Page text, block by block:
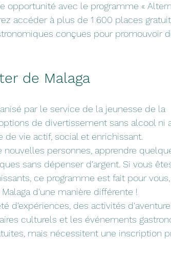
opportunité avec le programme «
accéder à plus de 1 600 places
conçues pour promouvoir
de Malaga
par le service de la jeunesse de la
de divertissement sans alcool ni
vie actif, social et enrichissant.
personnes, apprendre
sans dépenser d'argent. Si vous
ce programme est fait pour
d'une manière différente !
d'expériences, des activités
culturels et les événements
mais nécessitent une inscription